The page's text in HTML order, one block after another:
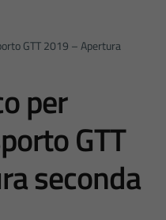
GTT 2019 – Apertura
per
GTT
seconda